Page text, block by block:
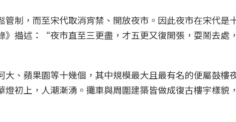
制，而至宋代取消宵禁、開放夜市。 因此夜市在宋代是
》描述：“夜市直至三更盡，才五更又復開張，耍鬧去處
大、蘋果園等十幾個，其中規模最大且最有名的便屬鼓樓
初上，人潮漸湧。攤車與周圍建築皆做成復古樓宇樣貌